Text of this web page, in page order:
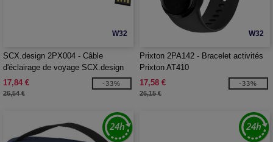
W32
SCX.design 2PX004 - Câble
d'éclairage de voyage SCX.design
C18
17,84 €
26,54 €
-33%
W32
Prixton 2PA142 - Bracelet activités
Prixton AT410
17,58 €
26,15 €
-33%